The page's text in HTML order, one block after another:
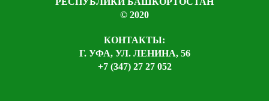
© 2020
КОНТАКТЫ:
Г. УФА, УЛ. ЛЕНИНА, 56
+7 (347) 27 27 052